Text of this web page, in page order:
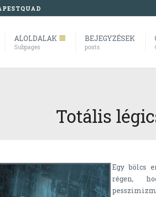
ALOLDALAK
Subpages
BEJEGYZÉSEK
posts
Totális
Egy bölcs
régen,